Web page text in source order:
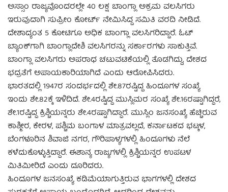
ಅಸ್ಸಾಂ ರಾಜ್ಯವೊಂದರಲ್ಲೇ 40 ಲಕ್ಷ ಬಾಂಗ್ಲಾ ಅಕ್ರಮ ವಲಸಿಗರು
ಇರುವುದಾಗಿ ಸುಪ್ರೀಂ ಕೋರ್ಟ್ ನೇಮಿಸಿದ್ದ ಸಮಿತಿ ವರದಿ ನೀಡಿದೆ.
ದೇಶಾದ್ಯಂತ 5 ಕೋಟಿಗೂ ಅಧಿಕ ಬಾಂಗ್ಲಾ ವಲಸಿಗರಿದ್ದಾರೆ. ಓಟ್
ಬ್ಯಾಂಕ್‍ಗಾಗಿ ಬಾಂಗ್ಲಾದೇಶಿ ವಲಸಿಗರನ್ನು ಸರ್ಕಾರಗಳು ಸಾಕುತ್ತಿವೆ.
ಬಾಂಗ್ಲಾ ವಲಸಿಗರು ಅಪರಾಧ ಚಟುವಟಿಕೆಯಲ್ಲಿ ತೊಡಗಿದ್ದು, ದೇಶದ
ಭದ್ರತೆಗೆ ಅಪಾಯಕಾರಿಯಾಗಿದೆ ಎಂದು ಆರೋಪಿಸಿದರು.
ಭಾರತದಲ್ಲಿ 1947ರ ಸಂದರ್ಭದಲ್ಲಿ ಶೇ.87ರಷ್ಟಿದ್ದ ಹಿಂದೂಗಳ ಸಂಖ್ಯೆ
ಇಂದು ಶೇ.82ಕ್ಕೆ ಇಳಿದಿದೆ. ಶೇ.4ರಷ್ಟಿದ್ದ ಮುಸ್ಲಿಮರ ಸಂಖ್ಯೆ ಶೇ.16ರಷ್ಟಾಗಿದ್ದರೆ,
ಶೇ.1ರಷ್ಟಿದ್ದ ಕ್ರಿಶ್ಚಿಯನ್ನರು ಶೇ.4ರಷ್ಟಾಗಿದ್ದಾರೆ. ಮುಸ್ಲಿಂ ಜನಸಂಖ್ಯೆ ಹೆಚ್ಚಿರುವ
ಕಾಶ್ಮೀರ, ಕೇರಳ, ಪಶ್ಚಿಮ ಬಂಗಾಳ ಮಾತ್ರವಲ್ಲದೆ, ಕರ್ನಾಟಕದ ಭಟ್ಕಳ,
ಬೆಂಗಳೂರಿನ ಶಿವಾಜಿ ನಗರ, ಗೌರಿಪಾಳ್ಯಗಳಲ್ಲಿ ಹಿಂದೂಗಳು ನೆಲೆ
ಕಳೆದುಕೊಳ್ಳುತ್ತಿದ್ದಾರೆ. ಈಶಾನ್ಯ ರಾಜ್ಯಗಳಲ್ಲಿ ಕ್ರಿಶ್ಚಿಯನ್ನರ ಉಪಟಳ
ಮಿತಿಮೀರಿದೆ ಎಂದು ದೂರಿದರು.
ಹಿಂದೂಗಳ ಜನಸಂಖ್ಯೆ ಕಡಿಮೆಯಾಗುತ್ತಿರುವ ಭಾಗಗಳಲ್ಲಿ ದೇಶದ